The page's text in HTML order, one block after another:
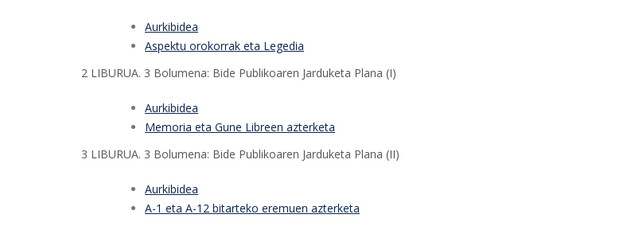
Aurkibidea
Aspektu orokorrak eta Legedia
2 LIBURUA. 3 Bolumena: Bide Publikoaren Jarduketa Plana (I)
Aurkibidea
Memoria eta Gune Libreen azterketa
3 LIBURUA. 3 Bolumena: Bide Publikoaren Jarduketa Plana (II)
Aurkibidea
A-1 eta A-12 bitarteko eremuen azterketa